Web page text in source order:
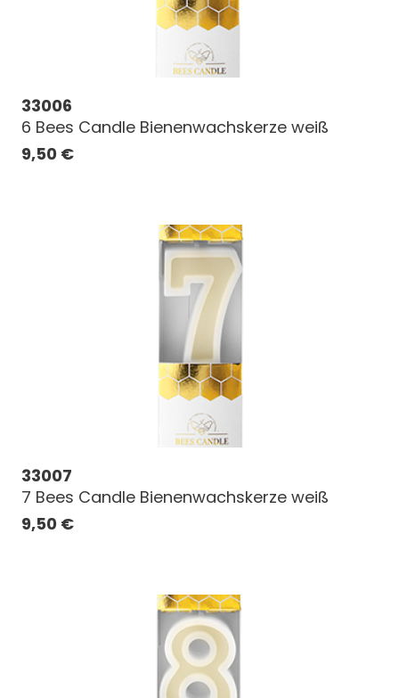
33006
6 Bees Candle Bienenwachskerze weiß
9,50 €
33007
7 Bees Candle Bienenwachskerze weiß
9,50 €